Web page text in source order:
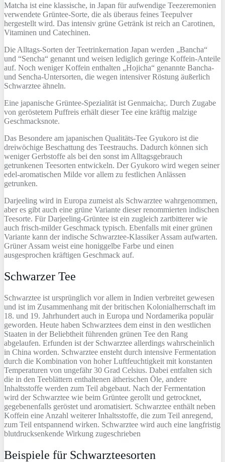
Matcha ist eine klassische, in Japan für aufwendige Teezeremonien
verwendete Grüntee-Sorte, die als überaus feines Teepulver
hergestellt wird. Das intensiv grüne Getränk ist reich an Carotinen,
Vitaminen und Catechinen.
Die Alltags-Sorten der Teetrinkernation Japan werden „Bancha“
und “Sencha“ genannt und weisen lediglich geringe Koffein-Anteile
auf. Noch weniger Koffein enthalten „Hojicha“ genannte Bancha-
und Sencha-Untersorten, die wegen intensiver Röstung äußerlich
Schwarztee ähneln.
Eine japanische Grüntee-Spezialität ist Genmaicha;. Durch Zugabe
von geröstetem Puffreis erhält dieser Tee eine kräftig malzige
Geschmacksnote.
Das Besondere am japanischen Qualitäts-Tee Gyukoro ist die
dreiwöchige Beschattung des Teestrauchs. Dadurch können sich
weniger Gerbstoffe als bei den sonst im Alltagsgebrauch
getrunkenen Teesorten entwickeln. Der Gyukoro wird wegen seiner
edel-aromatischen Milde vor allem zu festlichen Anlässen
getrunken.
Darjeeling wird in Europa zumeist als Schwarztee wahrgenommen,
aber es gibt auch eine grüne Variante dieser renommierten indischen
Teesorte. Für Darjeeling-Grüntee ist ein zugleich zartbitterer wie
auch frisch-milder Geschmack typisch. Ebenfalls mit einer grünen
Variante kann der indische Schwarztee-Klassiker Assam aufwarten.
Grüner Assam weist eine honiggelbe Farbe und einen
ausgesprochen kräftigen Geschmack auf.
Schwarzer Tee
Schwarztee ist ursprünglich vor allem in Indien verbreitet gewesen
und ist im Zusammenhang mit der britischen Kolonialherrschaft im
18. und 19. Jahrhundert auch in Europa und Nordamerika populär
geworden. Heute haben Schwarztees dem einst in den westlichen
Staaten in der Beliebtheit führenden grünen Tee den Rang
abgelaufen. Erfunden ist der Schwarztee allerdings wahrscheinlich
in China worden. Schwarztee ensteht durch intensive Fermentation
durch die Kombination von hoher Luftfeuchtigkeit mit konstanten
Temperaturen von ungefähr 30 Grad Celsius. Dabei entfalten sich
die in den Teeblättern enthaltenen ätherischen Öle, andere
Inhaltsstoffe werden zum Teil abgebaut. Nach der Fermentation
wird der Schwarztee wie beim Grüntee gerollt und getrocknet,
gegebenenfalls geröstet und aromatisiert. Schwarztee enthält neben
Koffein eine Anzahl weiterer Inhaltsstoffe, die zum Teil anregend,
zum Teil entspannend wirken. Schwarztee wird auch eine langfristig
blutdrucksenkende Wirkung zugeschrieben
Beispiele für Schwarzteesorten